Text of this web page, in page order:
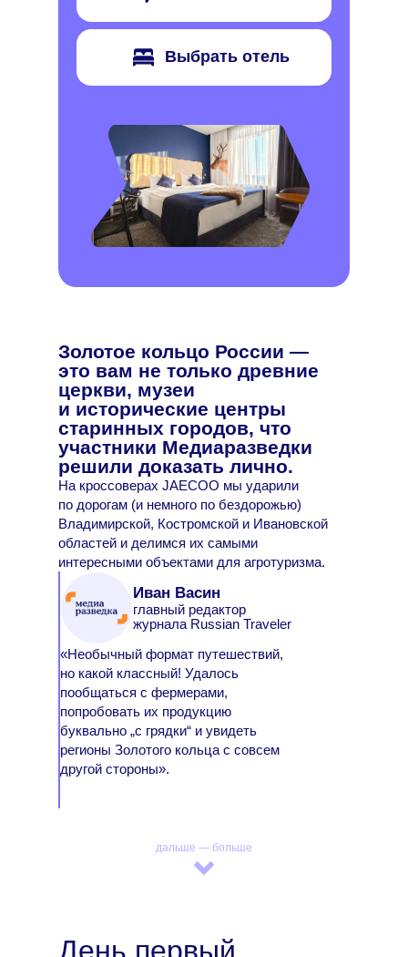
Выбрать отель
Золотое кольцо России —
это вам не только древние
церкви, музеи
и исторические центры
старинных городов, что
участники Медиаразведки
решили доказать лично.
На кроссоверах JAECOO мы ударили
по дорогам (и немного по бездорожью)
Владимирской, Костромской и Ивановской
областей и делимся их самыми
интересными объектами для агротуризма.
Иван Васин
главный редактор
журнала Russian Traveler
«Необычный формат путешествий,
но какой классный! Удалось
пообщаться с фермерами,
попробовать их продукцию
буквально „с грядки“ и увидеть
регионы Золотого кольца с совсем
другой стороны».
дальше — больше